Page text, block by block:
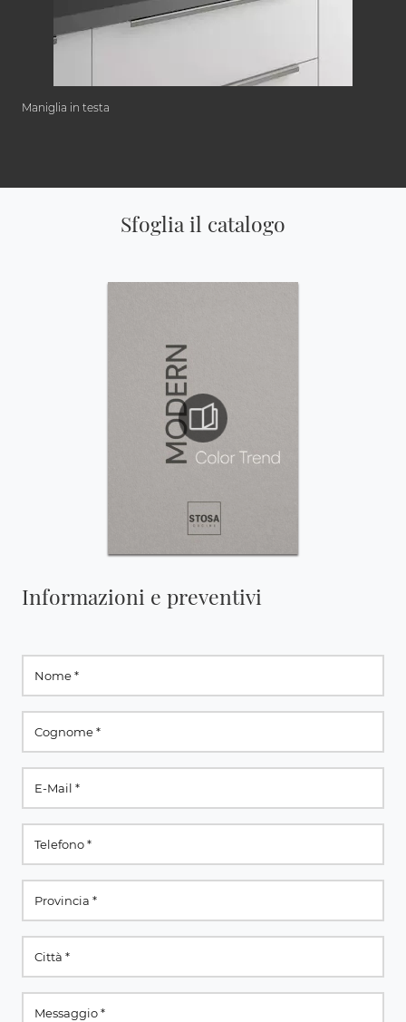
Maniglia in testa
Sfoglia il catalogo
Informazioni e preventivi